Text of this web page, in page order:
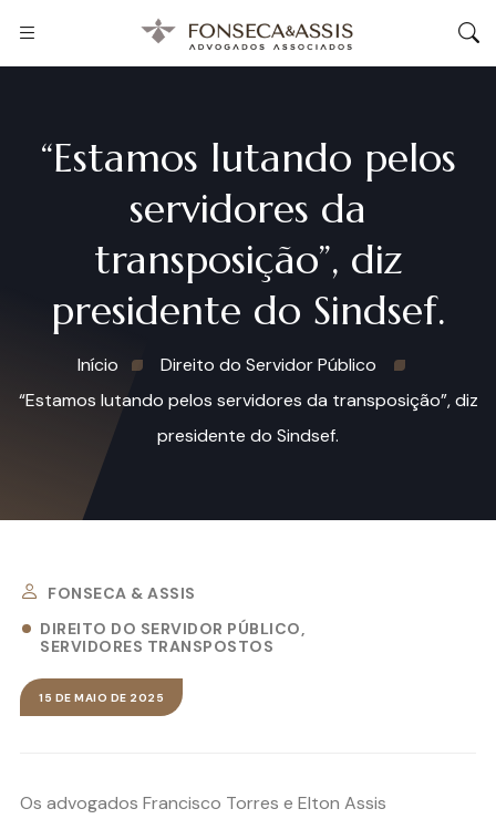
“Estamos lutando pelos
servidores da
transposição”, diz
presidente do Sindsef.
Início
Direito do Servidor Público
“Estamos lutando pelos servidores da transposição”, diz
presidente do Sindsef.
FONSECA & ASSIS
DIREITO DO SERVIDOR PÚBLICO
SERVIDORES TRANSPOSTOS
15 DE MAIO DE 2025
Os advogados Francisco Torres e Elton Assis